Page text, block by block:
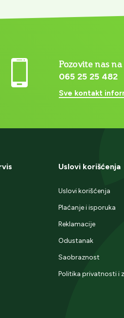
Pozovite nas na
065 25 25 482
Sve kontakt
Uslovi korišćenja
Uslovi korišćenja
Plaćanje i isporuka
Reklamacije
Odustanak
Saobraznost
Politika privatnosti i